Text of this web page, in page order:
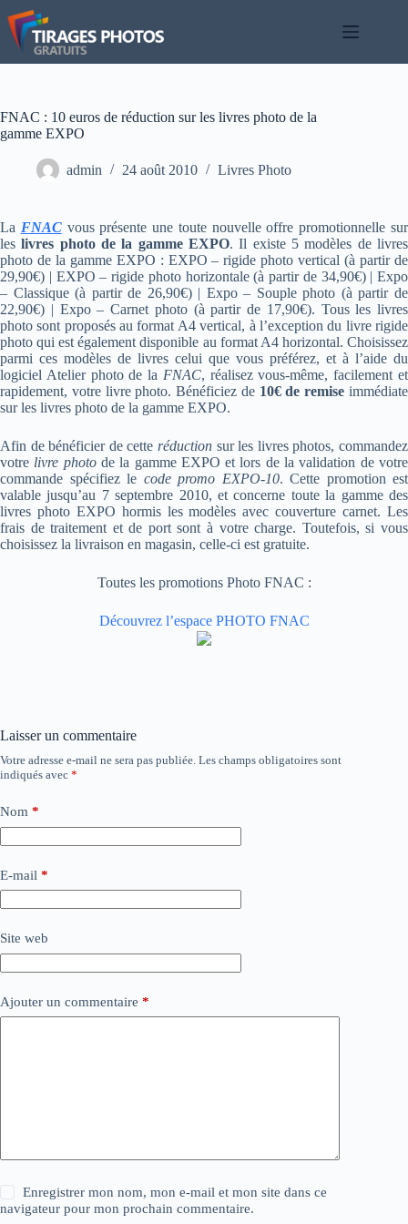
Passer
au
contenu
FNAC : 10 euros de réduction sur les livres photo de la
gamme EXPO
admin 24 août 2010 Livres Photo
La FNACvous présente une toute nouvelle offre promotionnelle sur
leslivres photo de la gamme EXPO. Il existe 5 modèles de livres
photo de la gamme EXPO : EXPO – rigide photo vertical (à partir de
29,90€) | EXPO – rigide photo horizontale (à partir de 34,90€) | Expo
– Classique (à partir de 26,90€) | Expo – Souple photo (à partir de
22,90€) | Expo – Carnet photo (à partir de 17,90€). Tous les livres
photo sont proposés au format A4 vertical, à l’exception du livre rigide
photo qui est également disponible au format A4 horizontal. Choisissez
parmi ces modèles de livres celui que vous préférez, et à l’aide du
logiciel Atelier photo de la FNAC, réalisez vous-même, facilement et
rapidement, votre livre photo. Bénéficiez de 10€ de remise immédiate
sur les livres photo de la gamme EXPO.
Afin de bénéficier de cette réduction sur les livres photos, commandez
votre livre photode la gamme EXPO et lors de la validation de votre
commande spécifiez le code promo EXPO-10. Cette promotion est
valable jusqu’au 7 septembre 2010, et concerne toute la gamme des
livres photo EXPO hormis les modèles avec couverture carnet. Les
frais de traitement et de port sont à votre charge. Toutefois, si vous
choisissez la livraison en magasin, celle-ci est gratuite.
Toutes les promotions Photo FNAC :
Découvrez l’espace PHOTO FNAC
Laisser un commentaire
Votre adresse e-mail ne sera pas publiée. Les champs obligatoires sont
indiqués avec *
Nom *
E-mail *
Site web
Ajouter un commentaire *
Enregistrer mon nom, mon e-mail et mon site dans ce
navigateur pour mon prochain commentaire.